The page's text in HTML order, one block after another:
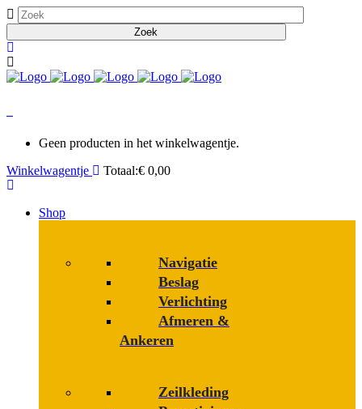
Geen producten in het winkelwagentje.
Winkelwagentje
Totaal:€ 0,00
Shop
Navigatie
Beslag
Verlichting
Afmeren &
Ankeren
Zeilkleding